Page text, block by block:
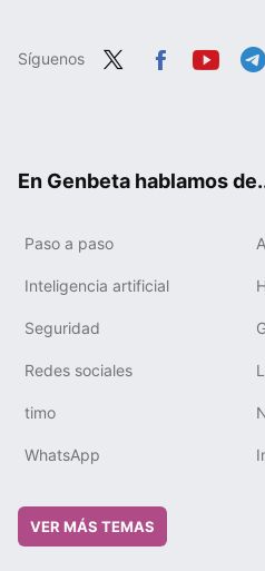
Síguenos
En Genbeta hablamos
Paso a paso
Inteligencia artificial
Seguridad
Redes sociales
timo
WhatsApp
VER MÁS TEMAS